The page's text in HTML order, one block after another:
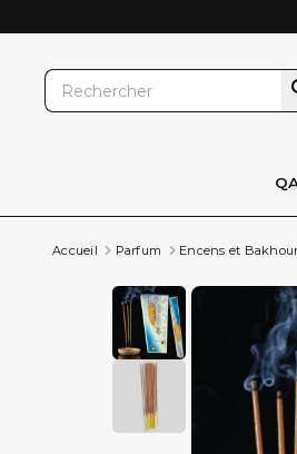
Accueil Parfum Encens et Bakhour